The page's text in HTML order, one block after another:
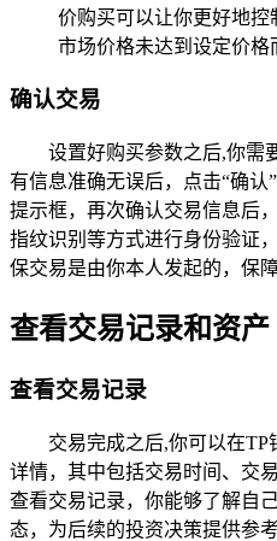
价购买可以让你更好地
市场价格未达到设定价格
确认交易
设置好购买参数之后,你需
有信息准确无误后，点击“确
提示框，再次确认交易信息后
指纹识别等方式进行身份验证
保交易是由你本人发起的，保
查看交易记录和资产
查看交易记录
交易完成之后,你可以在TP
详情，其中包括交易时间、交
查看交易记录，你能够了解自
态，为后续的投资决策提供参考